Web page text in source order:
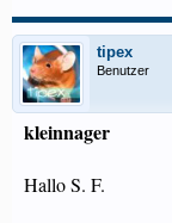
tipex
Benutzer
kleinnager
Hallo S. F.